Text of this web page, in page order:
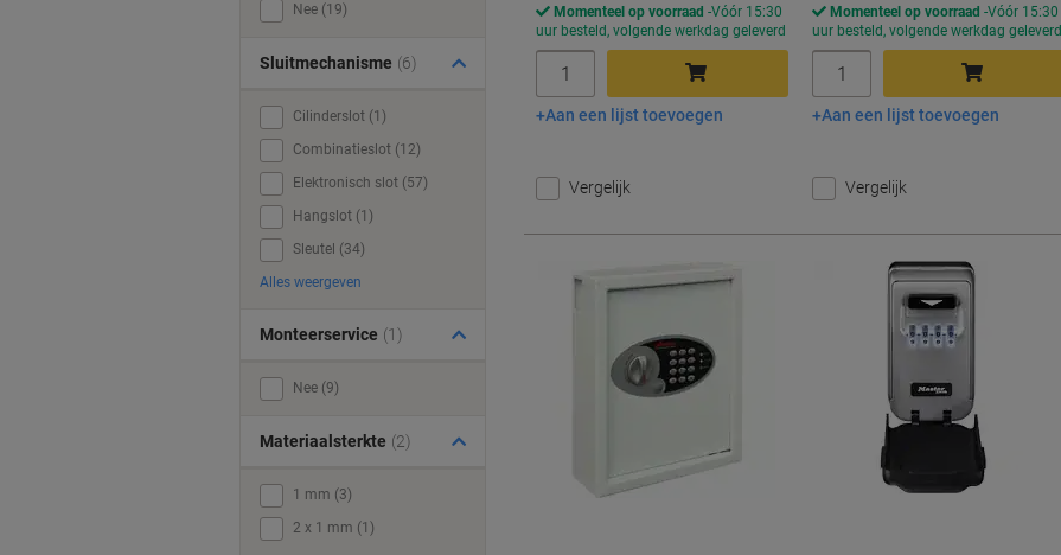
Momenteel op voorraad Vóór 15:30
uur besteld, volgende werkdag geleverd
In winkelwagen
Aan een lijst toevoegen
Vergelijk
Momenteel op voorraad Vóór 15:30
uur besteld, volgende werkdag geleverd
In winkelwagen
Aan een lijst toevoegen
Vergelijk
Nee (19)
Sluitmechanisme (6)
Cilinderslot (1)
Combinatieslot (12)
Elektronisch slot (57)
Hangslot (1)
Sleutel (34)
Alles weergeven
Monteerservice (1)
Nee (9)
Materiaalsterkte (2)
1 mm (3)
2 x 1 mm (1)